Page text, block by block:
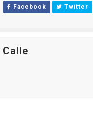
slalom 2026
2026 - Tadej
2026 - Lando Norris
2026 - Estados
Facebook Twitter